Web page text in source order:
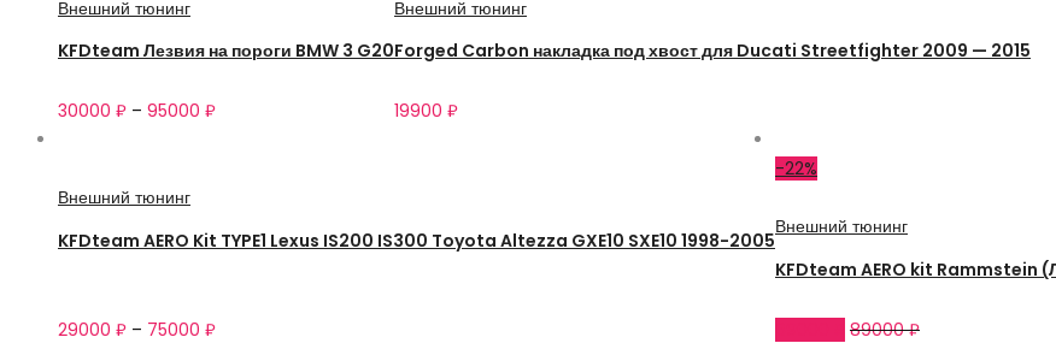
Внешний тюнинг
KFDteam Лезвия на пороги BMW 3 G20
30000 ₽ – 95000 ₽
Внешний тюнинг
Forged Carbon накладка под хвост для Ducati Streetfighter 2009 — 2015
19900 ₽
Внешний тюнинг
KFDteam AERO Kit TYPE1 Lexus IS200 IS300 Toyota Altezza GXE10 SXE10 1998-2005
29000 ₽ – 75000 ₽
-22%
Внешний тюнинг
KFDteam AERO kit Rammstein
89000₽